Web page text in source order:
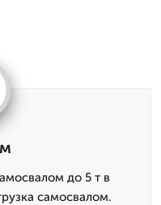
до 5 т в
самосвалом.